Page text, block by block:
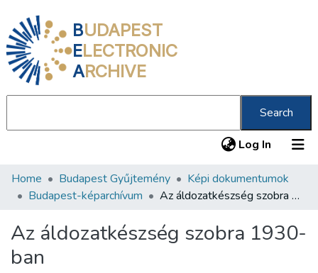
BUDAPEST
ELECTRONIC
ARCHIVE
Search
Log In (current)
Communities & Collections
Statistics
About us
Home Budapest Gyűjtemény
Képi dokumentumok
Budapest-képarchívum
Az áldozatkészség szobra 1930-ban
Az áldozatkészség szobra 1930-
ban